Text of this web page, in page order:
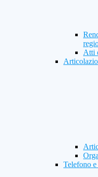
Atti
Telefono e